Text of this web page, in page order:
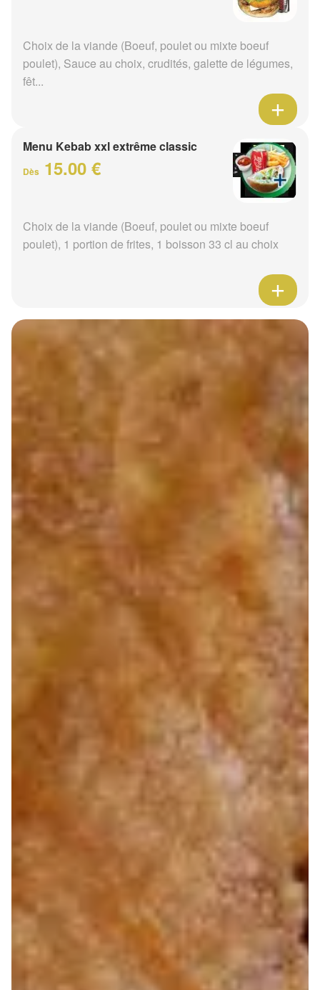
Choix de la viande (Boeuf, poulet ou mixte boeuf
poulet), Sauce au choix, crudités, galette de légumes,
fêt...
Menu Kebab xxl extrême classic
Dès 15.00 €
Choix de la viande (Boeuf, poulet ou mixte boeuf
poulet), 1 portion de frites, 1 boisson 33 cl au choix